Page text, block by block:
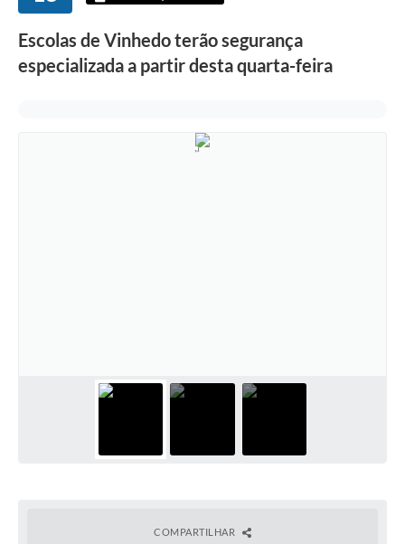
Concursos e Processos Seletivos
Inclusão e Acessibilidade
Sistema de Protocolo
Escolas de Vinhedo terão segurança
especializada a partir desta quarta-feira
COMPARTILHAR